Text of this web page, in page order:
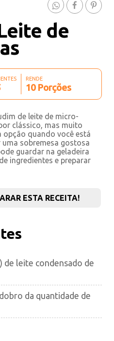
de
RENDE
10 Porções
de leite de micro-
clássico, mas muito
opção quando você está
sobremesa gostosa
guardar na geladeira
ingredientes e preparar
ESTA RECEITA!
de leite condensado de
da quantidade de